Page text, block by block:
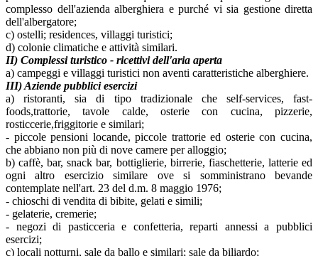
complesso dell'azienda alberghiera e purché vi sia gestione diretta
dell'albergatore;
c) ostelli; residences, villaggi turistici;
d) colonie climatiche e attività similari.
II) Complessi turistico - ricettivi dell'aria aperta
a) campeggi e villaggi turistici non aventi caratteristiche alberghiere.
III) Aziende pubblici esercizi
a) ristoranti, sia di tipo tradizionale che self-services, fast-
foods,trattorie, tavole calde, osterie con cucina, pizzerie,
rosticcerie,friggitorie e similari;
- piccole pensioni locande, piccole trattorie ed osterie con cucina,
che abbiano non più di nove camere per alloggio;
b) caffè, bar, snack bar, bottiglierie, birrerie, fiaschetterie, latterie ed
ogni altro esercizio similare ove si somministrano bevande
contemplate nell'art. 23 del d.m. 8 maggio 1976;
- chioschi di vendita di bibite, gelati e simili;
- gelaterie, cremerie;
- negozi di pasticceria e confetteria, reparti annessi a pubblici
esercizi;
c) locali notturni, sale da ballo e similari; sale da biliardo;